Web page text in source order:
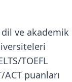
ve akademik
TOEFL
puanları